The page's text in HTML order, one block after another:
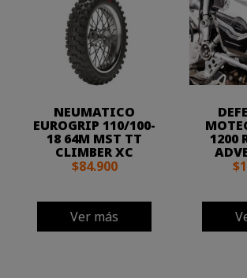
NEUMATICO
EUROGRIP 110/100-
18 64M MST TT
CLIMBER XC
$84.900
Ver más
1200